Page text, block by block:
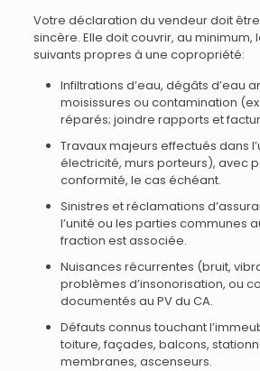
Votre déclaration du vendeur doit
sincère. Elle doit couvrir, au minimum,
suivants propres à une copropriété:
Infiltrations d’eau, dégâts d’eau
moisissures ou contamination
réparés; joindre rapports et
Travaux majeurs effectués dans
électricité, murs porteurs), avec
conformité, le cas échéant.
Sinistres et réclamations
l’unité ou les parties communes
fraction est associée.
Nuisances récurrentes (bruit,
problèmes d’insonorisation, ou
documentés au PV du CA.
Défauts connus touchant
toiture, façades, balcons,
membranes, ascenseurs.